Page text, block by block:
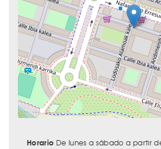
Horario De lunes a sábado a partir